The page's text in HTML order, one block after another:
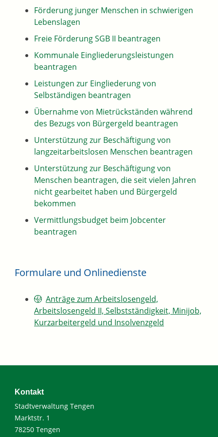
Förderung junger Menschen in schwierigen
Lebenslagen
Freie Förderung SGB II beantragen
Kommunale Eingliederungsleistungen
beantragen
Leistungen zur Eingliederung von
Selbständigen beantragen
Übernahme von Mietrückständen während
des Bezugs von Bürgergeld beantragen
Unterstützung zur Beschäftigung von
langzeitarbeitslosen Menschen beantragen
Unterstützung zur Beschäftigung von
Menschen beantragen, die seit vielen Jahren
nicht gearbeitet haben und Bürgergeld
bekommen
Vermittlungsbudget beim Jobcenter
beantragen
Formulare und Onlinedienste
Anträge zum Arbeitslosengeld,
Arbeitslosengeld II, Selbstständigkeit, Minijob,
Kurzarbeitergeld und Insolvenzgeld
Kontakt
Stadtverwaltung Tengen
Marktstr. 1
78250 Tengen